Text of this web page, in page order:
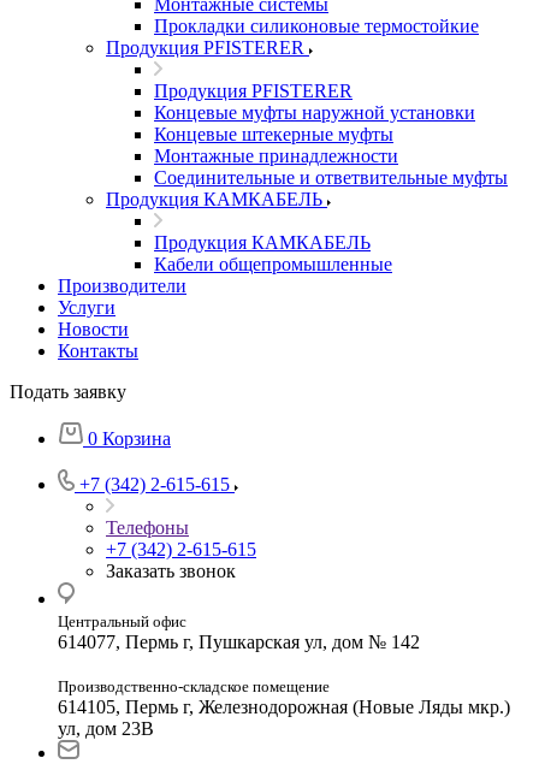
Монтажные системы
Прокладки силиконовые термостойкие
Продукция PFISTERER
Продукция PFISTERER
Концевые муфты наружной установки
Концевые штекерные муфты
Монтажные принадлежности
Соединительные и ответвительные муфты
Продукция КАМКАБЕЛЬ
Продукция КАМКАБЕЛЬ
Кабели общепромышленные
Производители
Услуги
Новости
Контакты
Подать заявку
0 Корзина
+7 (342) 2-615-615
Телефоны
+7 (342) 2-615-615
Заказать звонок
Центральный офис
614077, Пермь г, Пушкарская ул, дом № 142
Производственно-складское помещение
614105, Пермь г, Железнодорожная (Новые Ляды мкр.)
ул, дом 23В